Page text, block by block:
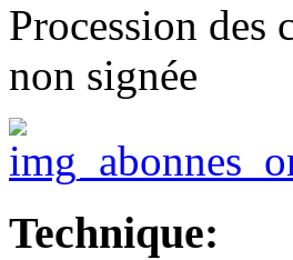
Procession des
non signée
Technique: